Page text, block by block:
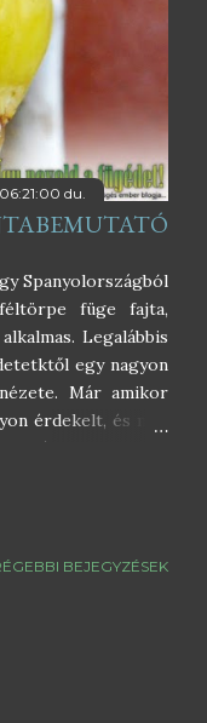
du.
Spanyolországból
füge fajta,
Legalábbis
egy nagyon
Már amikor
érdekelt, és már
kell ilyen
de sikerült
az
voltak rajta
hetet spórolt meg
BEJEGYZÉSEK